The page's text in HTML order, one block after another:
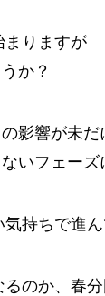
まりますが
か？
影響が未だ
いフェー
持ちで進ん
のか、春